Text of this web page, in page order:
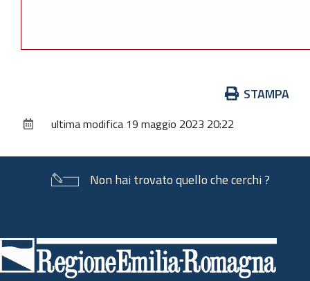
documento
STAMPA
ultima modifica 19 maggio 2023 20:22
Non hai trovato quello che cerchi ?
di
pagina